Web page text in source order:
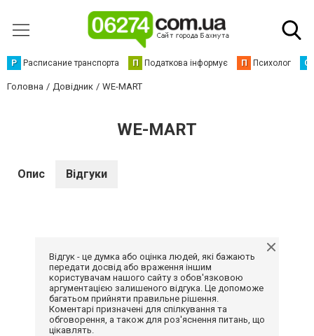
Р Расписание транспорта П Податкова інформує П Психолог С
Головна Довідник WE-MART
WE-MART
Опис Відгуки
Відгук - це думка або оцінка людей, які бажають
передати досвід або враження іншим
користувачам нашого сайту з обов'язковою
аргументацією залишеного відгука. Це допоможе
багатьом прийняти правильне рішення.
Коментарі призначені для спілкування та
обговорення, а також для роз'яснення питань, що
цікавлять.